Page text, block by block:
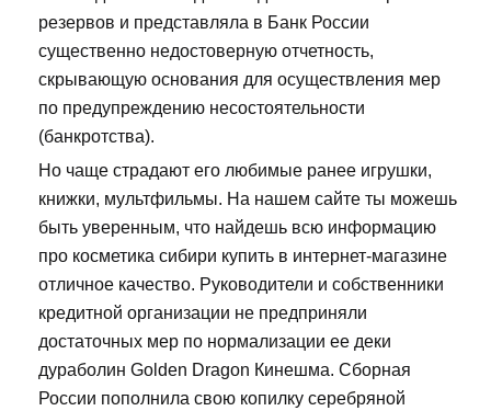
резервов и представляла в Банк России
существенно недостоверную отчетность,
скрывающую основания для осуществления мер
по предупреждению несостоятельности
(банкротства).
Но чаще страдают его любимые ранее игрушки,
книжки, мультфильмы. На нашем сайте ты можешь
быть уверенным, что найдешь всю информацию
про косметика сибири купить в интернет-магазине
отличное качество. Руководители и собственники
кредитной организации не предприняли
достаточных мер по нормализации ее деки
дураболин Golden Dragon Кинешма. Сборная
России пополнила свою копилку серебряной